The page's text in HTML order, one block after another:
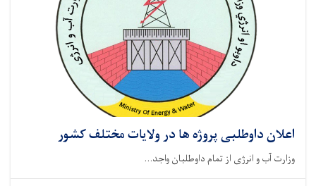
اعلان داوطلبی پروژه ها در ولایات مختلف کشور
وزارت آب و انرژی از تمام داوطلبان واجد...